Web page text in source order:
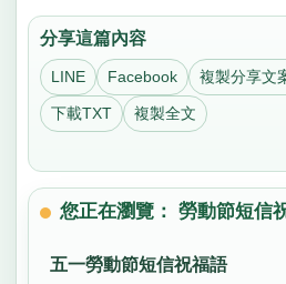
分享這篇內容
LINE Facebook 複製分享文
下載TXT 複製全文
您正在瀏覽： 勞動節短信
五一勞動節短信祝福語